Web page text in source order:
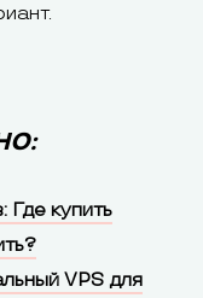
Где купить
VPS для